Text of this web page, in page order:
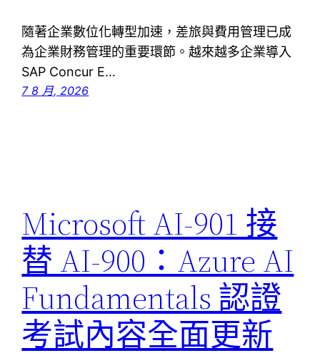
隨著企業數位化轉型加速，差旅與費用管理已成
為企業財務管理的重要環節。越來越多企業導入
SAP Concur E…
7 8 月, 2026
Microsoft AI-901 接
替 AI-900：Azure AI
Fundamentals 認證
考試內容全面更新